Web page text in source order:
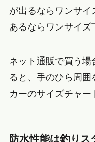
が出るならワンサ
あるならワンサイズ
ネット通販で買う場
ると、手のひら周
カーのサイズチャー
防水性能は釣りス